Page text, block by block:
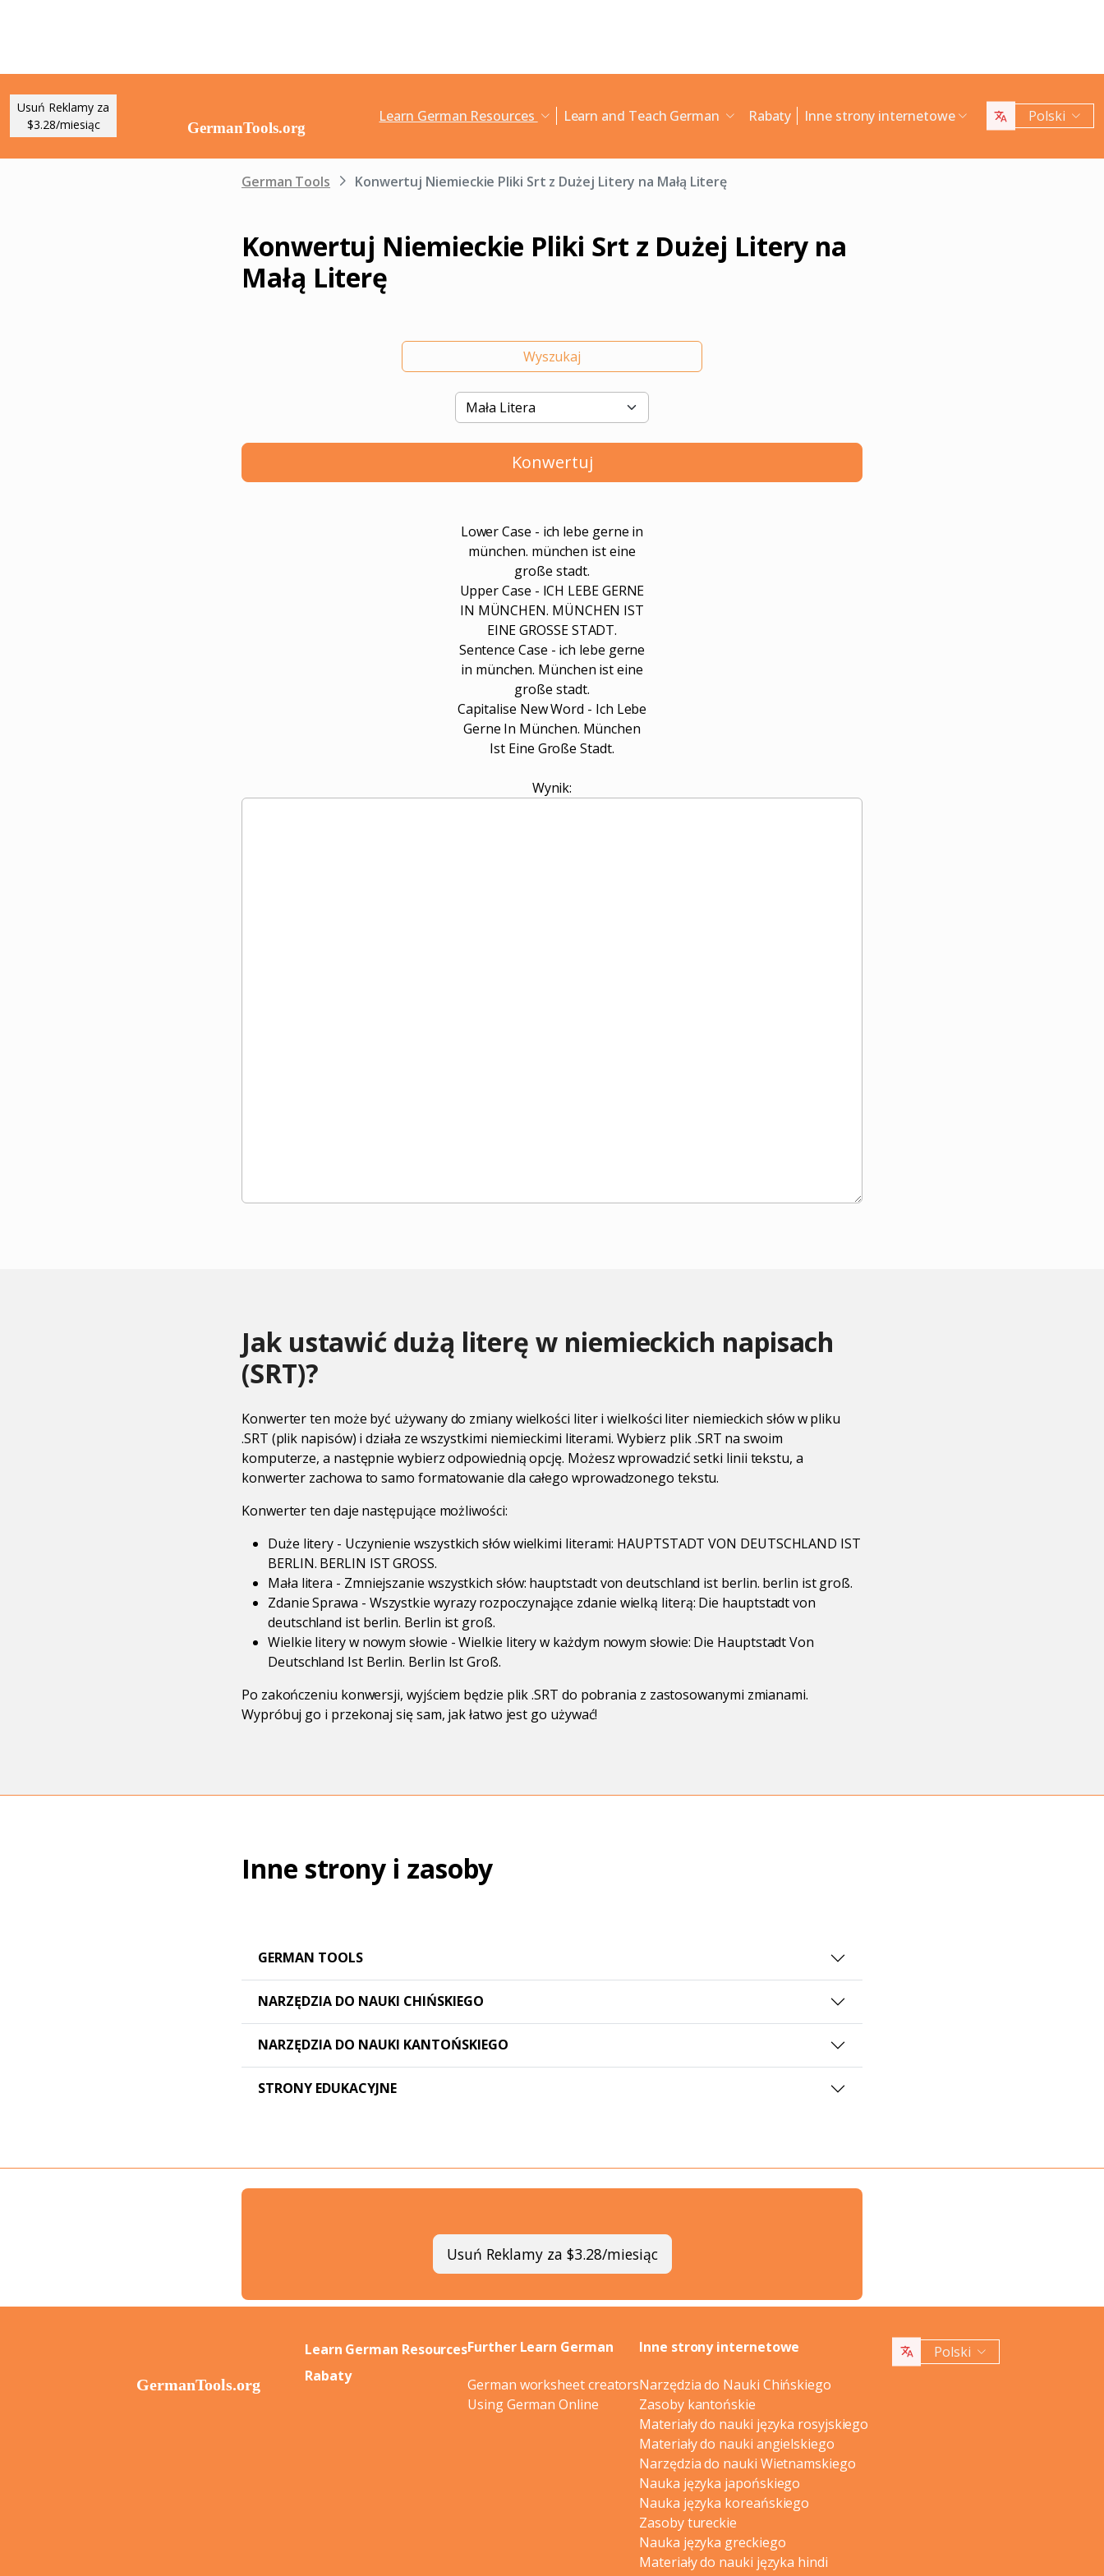
Usuń Reklamy za
$3.28/miesiąc
Learn German Resources Learn and Teach German Rabaty Inne strony internetowe Polski
German Tools Konwertuj Niemieckie Pliki Srt z Dużej Litery na Małą Literę
Konwertuj Niemieckie Pliki Srt z Dużej Litery na
Małą Literę
Wyszukaj
Konwertuj
Lower Case - ich lebe gerne in
münchen. münchen ist eine
große stadt.
Upper Case - ICH LEBE GERNE
IN MÜNCHEN. MÜNCHEN IST
EINE GROSSE STADT.
Sentence Case - ich lebe gerne
in münchen. München ist eine
große stadt.
Capitalise New Word - Ich Lebe
Gerne In München. München
Ist Eine Große Stadt.
Wynik:
Jak ustawić dużą literę w niemieckich napisach
(SRT)?
Konwerter ten może być używany do zmiany wielkości liter i wielkości liter niemieckich słów w pliku
.SRT (plik napisów) i działa ze wszystkimi niemieckimi literami. Wybierz plik .SRT na swoim
komputerze, a następnie wybierz odpowiednią opcję. Możesz wprowadzić setki linii tekstu, a
konwerter zachowa to samo formatowanie dla całego wprowadzonego tekstu.
Konwerter ten daje następujące możliwości:
Duże litery - Uczynienie wszystkich słów wielkimi literami: HAUPTSTADT VON DEUTSCHLAND IST
BERLIN. BERLIN IST GROSS.
Mała litera - Zmniejszanie wszystkich słów: hauptstadt von deutschland ist berlin. berlin ist groß.
Zdanie Sprawa - Wszystkie wyrazy rozpoczynające zdanie wielką literą: Die hauptstadt von
deutschland ist berlin. Berlin ist groß.
Wielkie litery w nowym słowie - Wielkie litery w każdym nowym słowie: Die Hauptstadt Von
Deutschland Ist Berlin. Berlin Ist Groß.
Po zakończeniu konwersji, wyjściem będzie plik .SRT do pobrania z zastosowanymi zmianami.
Wypróbuj go i przekonaj się sam, jak łatwo jest go używać!
Inne strony i zasoby
GERMAN TOOLS
NARZĘDZIA DO NAUKI CHIŃSKIEGO
NARZĘDZIA DO NAUKI KANTOŃSKIEGO
STRONY EDUKACYJNE
Usuń Reklamy za $3.28/miesiąc
Learn German Resources
Rabaty
Further Learn German
German worksheet creators
Using German Online
Inne strony internetowe
Narzędzia do Nauki Chińskiego
Zasoby kantońskie
Materiały do nauki języka rosyjskiego
Materiały do nauki angielskiego
Narzędzia do nauki Wietnamskiego
Nauka języka japońskiego
Nauka języka koreańskiego
Zasoby tureckie
Nauka języka greckiego
Materiały do nauki języka hindi
Polski